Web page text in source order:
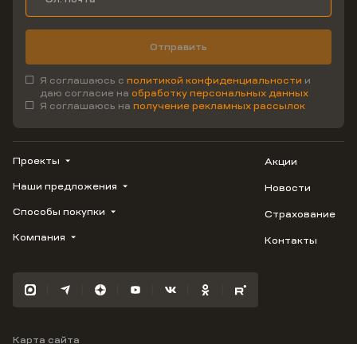
Отправить
Я соглашаюсь с политикой конфиденциальности и
даю согласие на обработку персональных данных
Я соглашаюсь на получение рекламных рассылок
Проекты
ВЕРН
1799
Флора
Наши предложения
Купить квартиру
Студию
3-комнатную
Способы покупки
Трейд-ин
100% оплата
Компания
Карьера
Акции
Новости
Страхование
Контакты
Карта сайта